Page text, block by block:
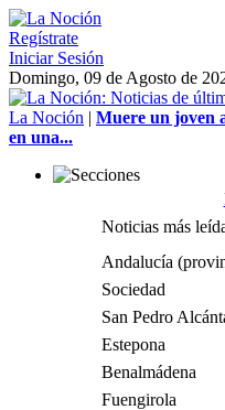
Regístrate
Iniciar Sesión
Domingo, 09 de Agosto de
La Noción | Muere un joven
en una...
Noticias más
Andalucía
Sociedad
San Pedro
Estepona
Benalmádena
Fuengirola